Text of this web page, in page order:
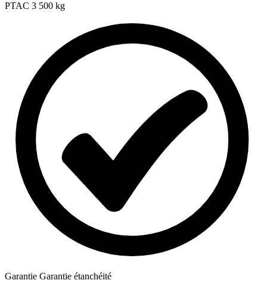
PTAC 3 500 kg
Garantie Garantie étanchéité